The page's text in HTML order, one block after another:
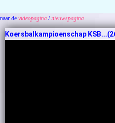
naar de videopagina /nieuwspagina
Koersbalkampioenschap